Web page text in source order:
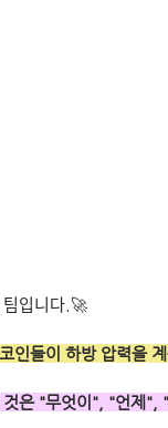
인들이 하방 압력을
것은 "무엇이", "언제